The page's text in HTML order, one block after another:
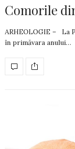
Comorile
ARHEOLOGIE – La
în primăvara anului…